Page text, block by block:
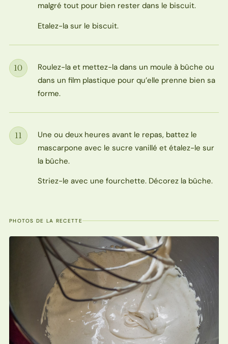
malgré tout pour bien rester dans le biscuit.
Etalez-la sur le biscuit.
Étape
10
Roulez-la et mettez-la dans un moule à bûche ou
dans un film plastique pour qu’elle prenne bien sa
forme.
Étape
11
Une ou deux heures avant le repas, battez le
mascarpone avec le sucre vanillé et étalez-le sur
la bûche.
Striez-le avec une fourchette. Décorez la bûche.
PHOTOS DE LA RECETTE